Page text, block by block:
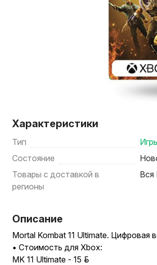
Характеристики
Тип
Состояние
Товары с доставкой в
регионы
Вся
Описание
Mortal Kombat 11 Ultimate. Цифровая
• Стоимость для Xbox:
MK 11 Ultimate - 15 руб.